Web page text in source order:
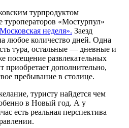
турпродуктом
туроператоров «Мостурпул»
неделя». Заезд
любое количество дней. Одна
тура, остальные — дневные и
посещение развлекательных
дополнительно,
пребывание в столице.
туристу найдется чем
в Новый год. А у
есть реальная перспектива